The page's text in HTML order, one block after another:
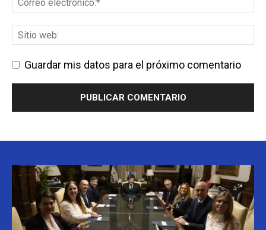
Guardar mis datos para el próximo comentario